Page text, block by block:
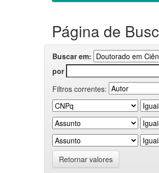
Página de
Buscar em:
por
Filtros correntes:
Retornar valores